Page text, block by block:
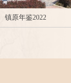
镇原年鉴2022